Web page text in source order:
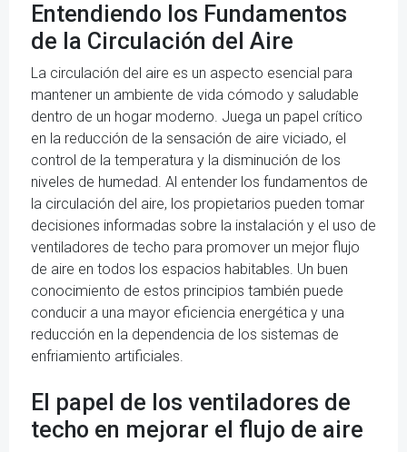
Entendiendo los Fundamentos
de la Circulación del Aire
La circulación del aire es un aspecto esencial para
mantener un ambiente de vida cómodo y saludable
dentro de un hogar moderno. Juega un papel crítico
en la reducción de la sensación de aire viciado, el
control de la temperatura y la disminución de los
niveles de humedad. Al entender los fundamentos de
la circulación del aire, los propietarios pueden tomar
decisiones informadas sobre la instalación y el uso de
ventiladores de techo para promover un mejor flujo
de aire en todos los espacios habitables. Un buen
conocimiento de estos principios también puede
conducir a una mayor eficiencia energética y una
reducción en la dependencia de los sistemas de
enfriamiento artificiales.
El papel de los ventiladores de
techo en mejorar el flujo de aire